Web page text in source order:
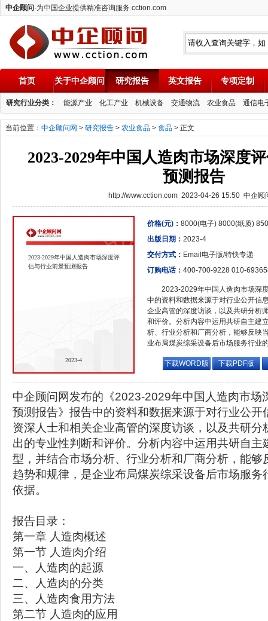
中企顾问-为中国企业提供精准咨询服务 cction.com
中企顾问
首页 关于中企顾问 研究报告 英文报告 专项定制
研究行业分类： 能源产业 化工产业 机械设备 交通物流 农业食品 通信电
当前位置： 中企顾问网 > 研究报告 > 农业食品 > 食品 > 正文
2023-2029年中国人造肉市场深度
预测报告
http://www.cction.com 2023-04-26 15:50 中企顾
2023-2029年中国人造肉市场深度评
估与行业前景预测报告
2023-4
价格(元)： 8000(电子) 8000(纸质)
出版日期： 2023-4
交付方式： Email电子版/特快专递
订购电话： 400-700-9228 010-
2023-2029年中国人造肉市场深
中的资料和数据来源于对行业公开信
企业高管的深度访谈，以及共研分析
和评价。分析内容中运用共研自主建
析、行业分析和厂商分析，能够反映
业布局煤炭综采设备后市场服务行业
下载WORD版 下载PDF版
中企顾问网发布的《2023-2029年中国人造肉市场
预测报告》报告中的资料和数据来源于对行业公开
资深人士和相关企业高管的深度访谈，以及共研分
出的专业性判断和评价。分析内容中运用共研自主
型，并结合市场分析、行业分析和厂商分析，能够
趋势和规律，是企业布局煤炭综采设备后市场服务
依据。
报告目录：
第一章 人造肉概述
第一节 人造肉介绍
一、人造肉的起源
二、人造肉的分类
三、人造肉食用方法
第二节 人造肉的应用